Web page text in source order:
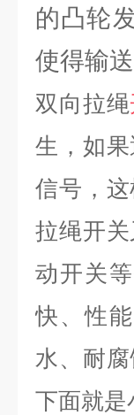
的凸轮
使得输
双向拉绳
生，如
信号，
拉绳开
动开关
快、性
水、耐
下面就是